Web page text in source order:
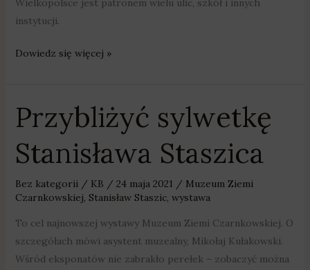
Wielkopolsce jest patronem wielu ulic, szkół i innych
instytucji.
Dowiedz się więcej »
Przybliżyć sylwetkę
Stanisława Staszica
Bez kategorii/ KB / 24 maja 2021 / Muzeum Ziemi
Czarnkowskiej, Stanisław Staszic, wystawa
To cel najnowszej wystawy Muzeum Ziemi Czarnkowskiej. O
szczegółach mówi asystent muzealny, Mikołaj Kułakowski.
Wśród eksponatów nie zabrakło perełek – zobaczyć można
Przybliżyć
sylwetkę
Stanisława
Staszica